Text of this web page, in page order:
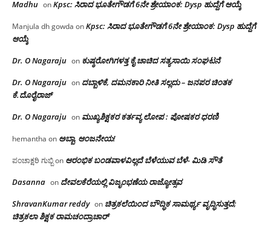
Madhu onKpsc: ಸಿರಾದ ಭೂತೇಗೌಡಗೆ 6ನೇ ಶ್ರೇಯಾಂಕ: Dysp ಹುದ್ದೆಗೆ ಆಯ್ಕೆ
Manjula dh gowda onKpsc: ಸಿರಾದ ಭೂತೇಗೌಡಗೆ 6ನೇ ಶ್ರೇಯಾಂಕ: Dysp ಹುದ್ದೆಗೆ
ಆಯ್ಕೆ
Dr. O Nagaraju on ಕುಷ್ಠರೋಗಿಗಳತ್ತ ಕೈ ಚಾಚಿದ ಸತ್ಯಸಾಯಿ ಸಂಘಟನೆ
Dr. O Nagaraju on ದಬ್ಬಾಳಿಕೆ, ದಮನಕಾರಿ ನೀತಿ ಸಲ್ಲದು – ಜನಪರ ಚಿಂತಕ
ಕೆ.ದೊರೈರಾಜ್
Dr. O Nagaraju on ಮುಖ್ಯಶಿಕ್ಷಕರ ಕರ್ತವ್ಯ ಲೋಪ : ಪೋಷಕರ ಧರಣಿ
hemantha on ಅಬ್ಬಾ, ಆಂಜನೇಯ!
ಪಂಚಾಕ್ಷರಿ ಗುಬ್ಬಿon ಆರಂಭಿಕ ಬಂಡವಾಳವಿಲ್ಲದೆ ಬೆಳೆಯುವ ಬೆಳೆ- ಮಿಡಿ ಸೌತೆ
Dasanna on ದೇವಲಕೆರೆಯಲ್ಲಿ ವಿಜೃಂಭಣೆಯ ರಾಜ್ಯೋತ್ಸವ
ShravanKumar reddy on ಚಿತ್ರಕಲೆಯಿಂದ ಬೌದ್ಧಿಕ ಸಾಮರ್ಥ್ಯ ವೃದ್ಧಿಸುತ್ತದೆ;
ಚಿತ್ರಕಲಾ ಶಿಕ್ಷಕ ರಾಮಚಂದ್ರಾಚಾರ್